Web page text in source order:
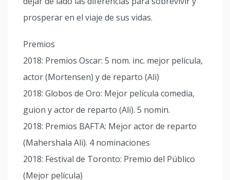
prosperar en el viaje de sus vidas.
Premios
2018: Premios Oscar: 5 nom. inc. mejor película,
actor (Mortensen) y de reparto (Ali)
2018: Globos de Oro: Mejor película comedia,
guion y actor de reparto (Ali). 5 nomin.
2018: Premios BAFTA: Mejor actor de reparto
(Mahershala Ali). 4 nominaciones
2018: Festival de Toronto: Premio del Público
(Mejor película)